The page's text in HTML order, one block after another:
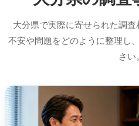
大分県で実際に寄せられた調査
不安や問題をどのように整理し
さい。